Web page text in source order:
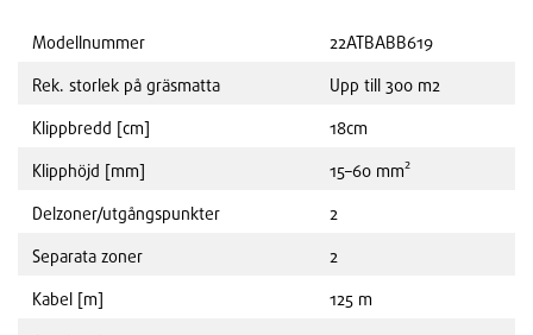
Modellnummer 22ATBABB619
Rek. storlek på gräsmatta Upp till 300 m2
Klippbredd [cm] 18cm
Klipphöjd [mm] 15–60 mm²
Delzoner/utgångspunkter 2
Separata zoner 2
Kabel [m] 125 m